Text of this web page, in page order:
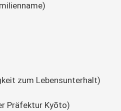
zum Lebensunterhalt)
Präfektur Kyōto)